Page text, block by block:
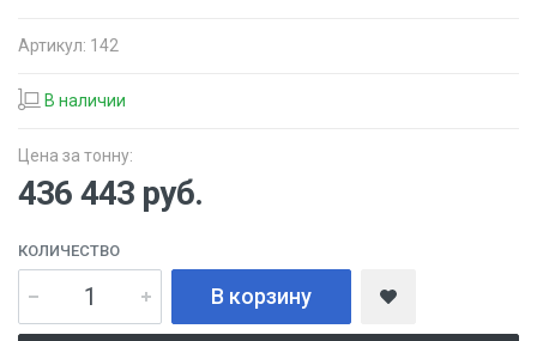
Артикул: 142
В наличии
Цена за тонну:
436 443 руб.
КОЛИЧЕСТВО
В корзину